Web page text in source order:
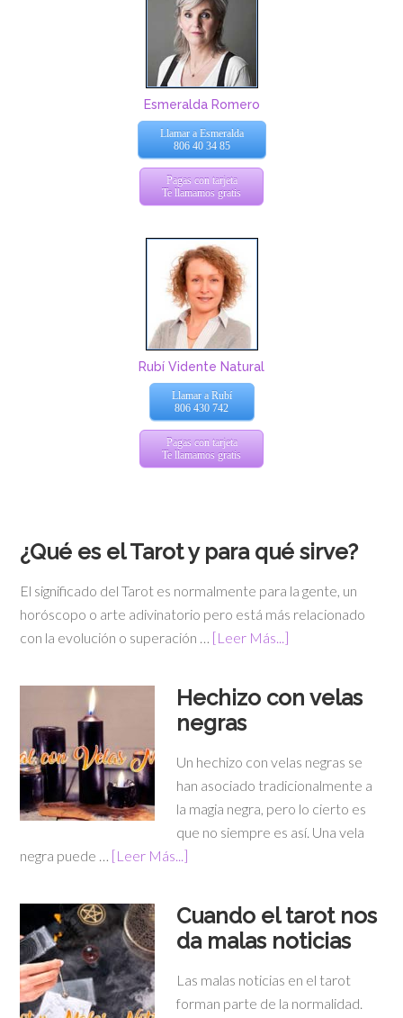
Esmeralda Romero
Llamar a Esmeralda
806 40 34 85
Pagas con tarjeta
Te llamamos gratis
Rubí Vidente Natural
Llamar a Rubí
806 430 742
Pagas con tarjeta
Te llamamos gratis
¿Qué es el Tarot y para qué sirve?
El significado del Tarot es normalmente para la gente, un
horóscopo o arte adivinatorio pero está más relacionado
con la evolución o superación … [Leer Más...]
Hechizo con velas
negras
Un hechizo con velas negras se
han asociado tradicionalmente a
la magia negra, pero lo cierto es
que no siempre es así. Una vela
negra puede … [Leer Más...]
Cuando el tarot nos
da malas noticias
Las malas noticias en el tarot
forman parte de la normalidad.